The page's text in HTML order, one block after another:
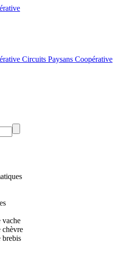
Circuits Paysans Coopérative
vache
chèvre
brebis